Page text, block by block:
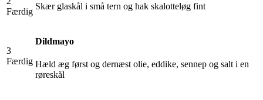
Færdig
Skær glaskål i små tern og hak skalotteløg fint
3
Færdig
Dildmayo
Hæld æg først og dernæst olie, eddike, sennep og salt i en
røreskål